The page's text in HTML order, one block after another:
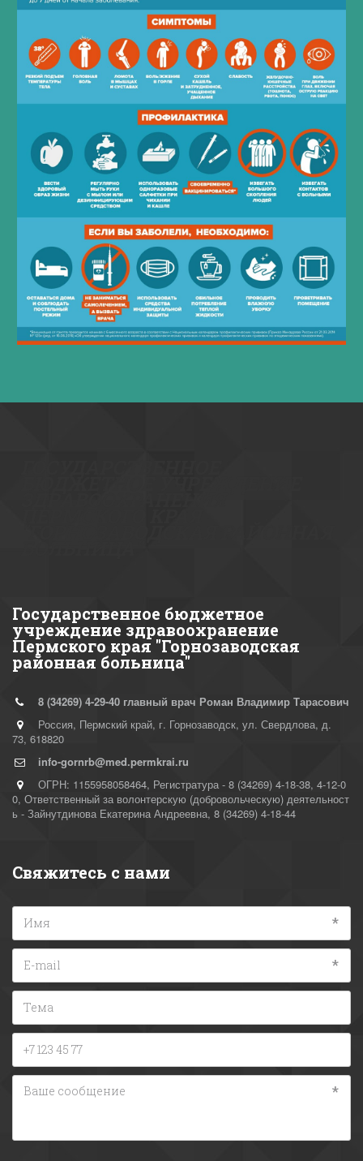
Государственное бюджетное
учреждение здравоохранение
Пермского края "Горнозаводская
районная больница"
8 (34269) 4-29-40 главный врач Роман Владимир Тарасович
Россия, Пермский край, г. Горнозаводск, ул. Свердлова, д.
73, 618820
info-gornrb@med.permkrai.ru
ОГРН: 1155958058464, Регистратура - 8 (34269) 4-18-38, 4-12-0
0, Ответственный за волонтерскую (добровольческую) деятельност
ь - Зайнутдинова Екатерина Андреевна, 8 (34269) 4-18-44
Свяжитесь с нами
*
*
*